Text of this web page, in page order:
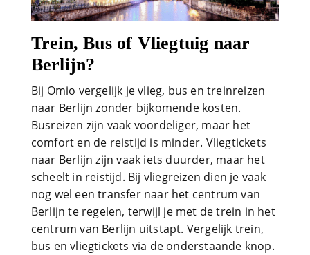
Trein, Bus of Vliegtuig naar
Berlijn?
Bij Omio vergelijk je vlieg, bus en treinreizen
naar Berlijn zonder bijkomende kosten.
Busreizen zijn vaak voordeliger, maar het
comfort en de reistijd is minder. Vliegtickets
naar Berlijn zijn vaak iets duurder, maar het
scheelt in reistijd. Bij vliegreizen dien je vaak
nog wel een transfer naar het centrum van
Berlijn te regelen, terwijl je met de trein in het
centrum van Berlijn uitstapt. Vergelijk trein,
bus en vliegtickets via de onderstaande knop.